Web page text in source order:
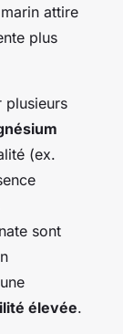
attire
plus
plusieurs
(ex.
sont
élevée.